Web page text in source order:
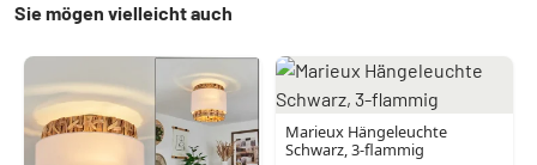
Sie mögen vielleicht auch
Marieux Hängeleuchte
Schwarz, 3-flammig